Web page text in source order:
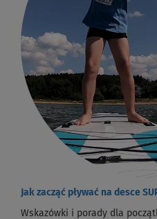
Jak zacząć pływać na desce
Wskazówki i porady dla